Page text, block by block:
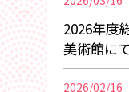
2026年度
美術館に
2026/02/16